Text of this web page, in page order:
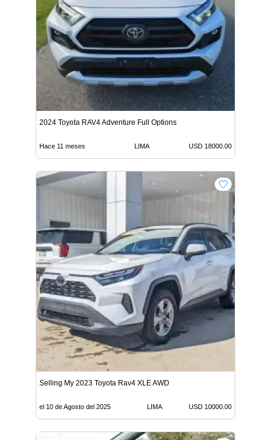
2024 Toyota RAV4 Adventure Full Options
Hace 11 meses LIMA USD 18000.00
Selling My 2023 Toyota Rav4 XLE AWD
el 10 de Agosto del 2025 LIMA USD 10000.00